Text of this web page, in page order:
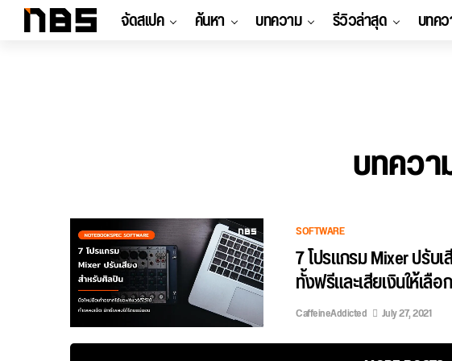
จัดสเปค ค้นหา บทความ รีวิวล่าสุด บทค
บทคว
SOFTWARE
7 โปรแกรม Mixer ปรับ
ทั้งฟรีและเสียเงินให้เลือก
CaffeineAddicted July 27, 2021